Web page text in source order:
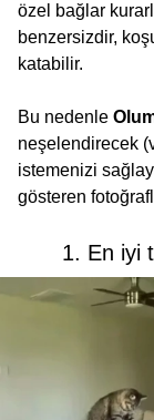
özel bağlar
benzersizdir,
katabilir.
Bu nedenle
neşelendirecek
istemenizi
gösteren
1. En iyi